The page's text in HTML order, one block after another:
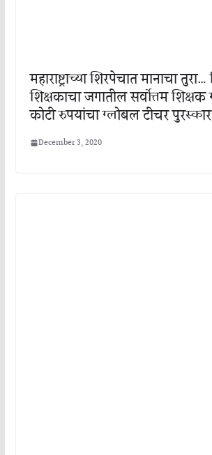
महाराष्ट्राच्या शिरपेचात मानाचा
शिक्षकाचा जगातील सर्वोत्तम
कोटी रुपयांचा ग्लोबल टीचर
December 3, 2020